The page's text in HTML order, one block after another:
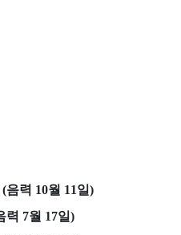
음력 10월 11일)
력 7월 17일)